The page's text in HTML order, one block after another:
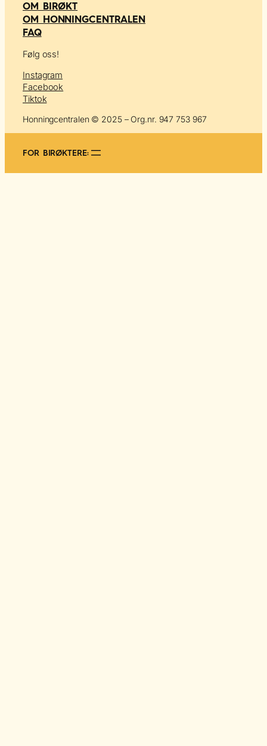
OM BIRØKT
OM HONNINGCENTRALEN
FAQ
Følg oss!
Instagram
Facebook
Tiktok
Honningcentralen © 2025 – Org.nr. 947 753 967
FOR BIRØKTERE: